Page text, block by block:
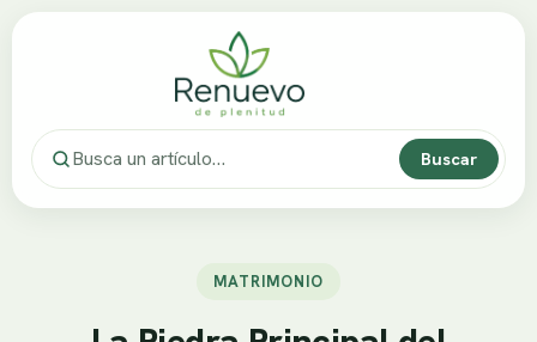
Buscar
MATRIMONIO